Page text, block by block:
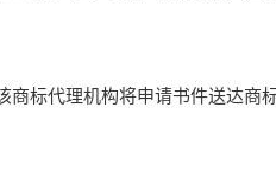
标代理机构将申请书件送达商标